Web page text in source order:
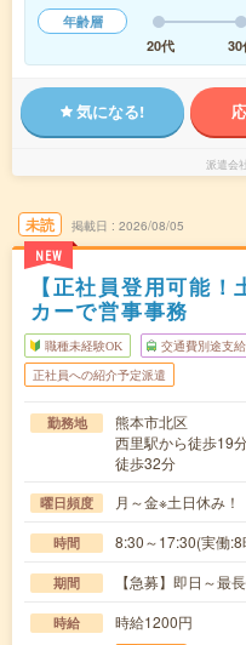
年齢層
20代
30
気になる!
派遣会社
未読
NEW
掲載日 2026/08/05
【正社員登用可能
カーで営事事務
職種未経験OK 交通費別途支給
正社員への紹介予定派遣
勤務地
熊本市北区
西里駅から徒歩19
徒歩32分
曜日頻度 月～金※土日休み！
時間 8:30～17:30(実働
期間 【急募】即日～最
時給 時給1200円